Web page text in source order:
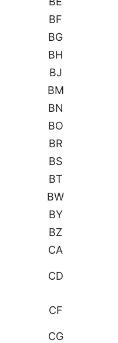
BF
BG
BH
BJ
BM
BN
BO
BR
BS
BT
BW
BY
BZ
CA
CD
CF
CG